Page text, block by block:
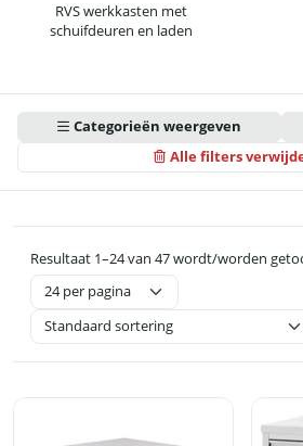
RVS werkkasten met
schuifdeuren en laden
Categorieën weergeven
Alle filters
Resultaat 1–24 van 47 wordt/worden